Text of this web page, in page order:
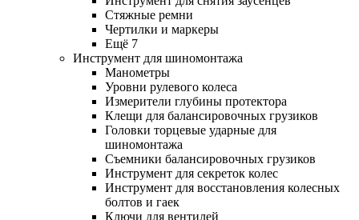
Стяжные ремни
Чертилки и маркеры
Ещё 7
Инструмент для шиномонтажа
Манометры
Уровни рулевого колеса
Измерители глубины протектора
Клещи для балансировочных грузиков
Головки торцевые ударные для
шиномонтажа
Съемники балансировочных грузиков
Инструмент для секреток колес
Инструмент для восстановления колесных
болтов и гаек
Ключи для вентилей